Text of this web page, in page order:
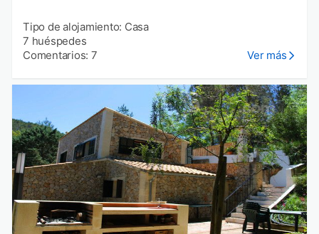
Tipo de alojamiento: Casa
7 huéspedes
Comentarios: 7
Ver más